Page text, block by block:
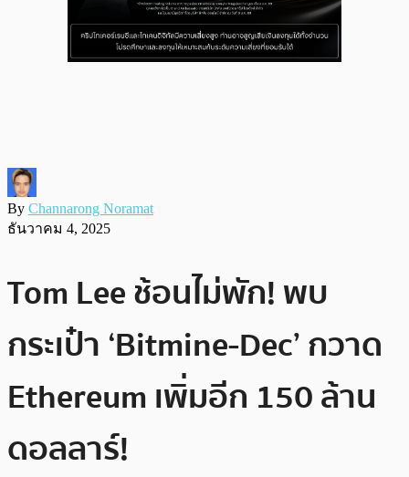
By Channarong Noramat
ธันวาคม 4, 2025
Tom Lee ช้อนไม่พัก! พบ
กระเป๋า ‘Bitmine-Dec’ กวาด
Ethereum เพิ่มอีก 150 ล้าน
ดอลลาร์!